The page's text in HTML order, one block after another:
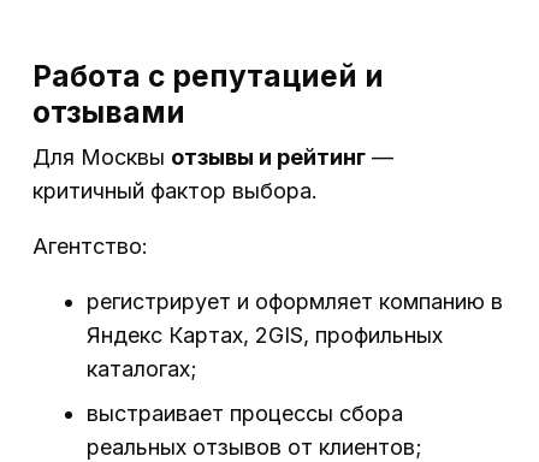
Работа с репутацией и
отзывами
Для Москвы отзывы и рейтинг —
критичный фактор выбора.
Агентство:
регистрирует и оформляет компанию в
Яндекс Картах, 2GIS, профильных
каталогах;
выстраивает процессы сбора
реальных отзывов от клиентов;